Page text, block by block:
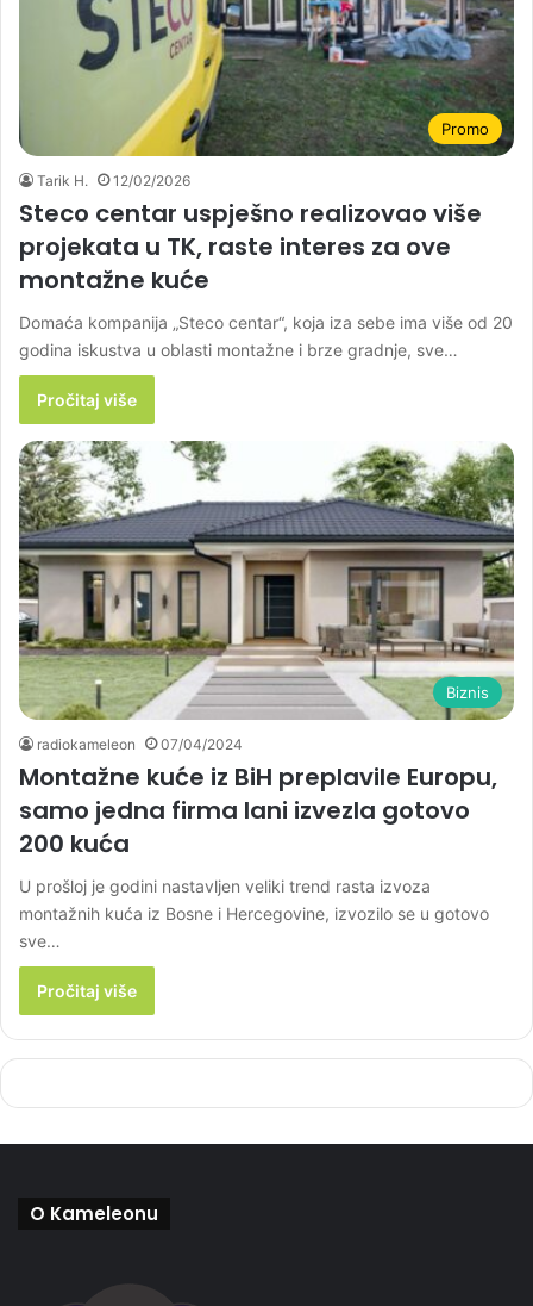
Promo
Tarik H. 12/02/2026
Steco centar uspješno realizovao više
projekata u TK, raste interes za ove
montažne kuće
Domaća kompanija „Steco centar“, koja iza sebe ima više od 20
godina iskustva u oblasti montažne i brze gradnje, sve…
Pročitaj više
Biznis
radiokameleon 07/04/2024
Montažne kuće iz BiH preplavile Europu,
samo jedna firma lani izvezla gotovo
200 kuća
U prošloj je godini nastavljen veliki trend rasta izvoza
montažnih kuća iz Bosne i Hercegovine, izvozilo se u gotovo
sve…
Pročitaj više
O Kameleonu